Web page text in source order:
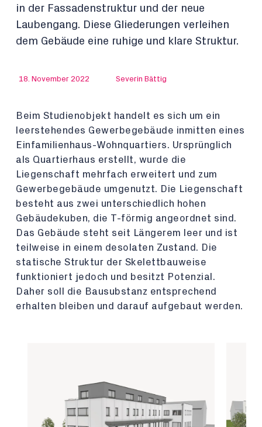
in der Fassadenstruktur und der neue
Laubengang. Diese Gliederungen verleihen
dem Gebäude eine ruhige und klare Struktur.
18. November 2022 Severin Bättig
Beim Studienobjekt handelt es sich um ein
leerstehendes Gewerbegebäude inmitten eines
Einfamilienhaus-Wohnquartiers. Ursprünglich
als Quartierhaus erstellt, wurde die
Liegenschaft mehrfach erweitert und zum
Gewerbegebäude umgenutzt. Die Liegenschaft
besteht aus zwei unterschiedlich hohen
Gebäudekuben, die T-förmig angeordnet sind.
Das Gebäude steht seit Längerem leer und ist
teilweise in einem desolaten Zustand. Die
statische Struktur der Skelettbauweise
funktioniert jedoch und besitzt Potenzial.
Daher soll die Bausubstanz entsprechend
erhalten bleiben und darauf aufgebaut werden.